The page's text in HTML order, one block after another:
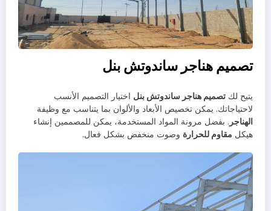
تصميم هناجر ساندوتش بنل
يتيح لك تصميم هناجر ساندوتش بنل اختيار التصميم الأنسب
لاحتياجاتك. يمكن تخصيص الأبعاد والألوان بما يتناسب مع وظيفة
الهناجر . بفضل مرونة المواد المستخدمة، يمكن للمصممين إنشاء
هيكل مقاوم للحرارة وصوت منخفض بشكل فعال.